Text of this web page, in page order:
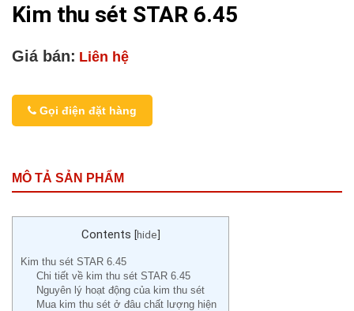
Kim thu sét STAR 6.45
Giá bán: Liên hệ
Gọi điện đặt hàng
MÔ TẢ SẢN PHẨM
Contents [hide]
Kim thu sét STAR 6.45
Chi tiết về kim thu sét STAR 6.45
Nguyên lý hoạt động của kim thu sét
Mua kim thu sét ở đâu chất lượng hiện